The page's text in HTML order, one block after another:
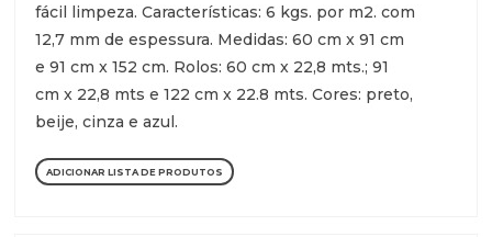
fácil limpeza. Características: 6 kgs. por m2. com
12,7 mm de espessura. Medidas: 60 cm x 91 cm
e 91 cm x 152 cm. Rolos: 60 cm x 22,8 mts.; 91
cm x 22,8 mts e 122 cm x 22.8 mts. Cores: preto,
beije, cinza e azul.
ADICIONAR LISTA DE PRODUTOS